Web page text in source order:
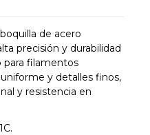
de acero
precisión y durabilidad
para filamentos
y detalles finos,
y resistencia en